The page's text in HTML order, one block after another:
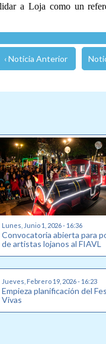
a Loja como un
‹ Noticia Anterior
Lunes, Junio 1, 2026 - 16:36
Convocatoria abierta para
de artistas lojanos al FIAVL
Jueves, Febrero 19, 2026 - 16:23
Empieza planificación del
Vivas